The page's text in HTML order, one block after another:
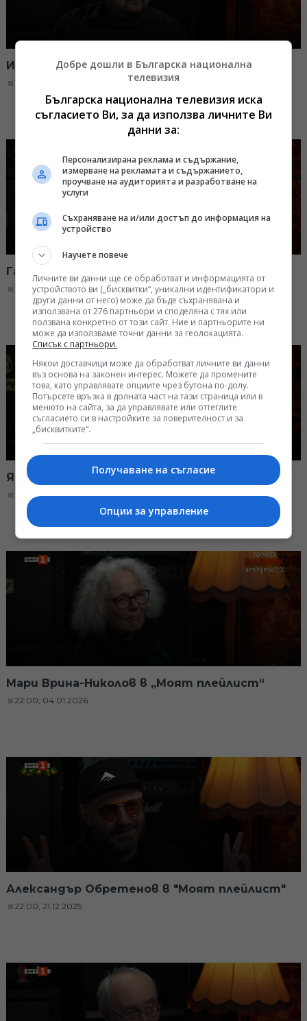
Иво Върбанов в "Моят плейлист"
14:10, 19.01.2026
Галя Тапай в "Моят плейлист"
22:00, 18.01.2026
Явор Борисов в "Моят плейлист"
22:00, 11.01.2026
Мари Врина-Николов в „Моят плейлист“
22:00, 04.01.2026
Александър Обретенов в "Моят плейлист"
22:00, 21.12.2025
Добре дошли в Българска национална
телевизия
Българска национална телевизия иска
съгласието Ви, за да използва личните Ви
данни за:
Персонализирана реклама и съдържание,
измерване на рекламата и съдържанието,
проучване на аудиторията и разработване на
услуги
Съхраняване на и/или достъп до информация на
устройство
Научете повече
Личните ви данни ще се обработват и информацията от
устройството ви („бисквитки“, уникални идентификатори и
други данни от него) може да бъде съхранявана и
използвана от 276 партньори и споделяна с тях или
ползвана конкретно от този сайт. Ние и партньорите ни
може да използваме точни данни за геолокацията.
Списък с партньори.
Някои доставчици може да обработват личните ви данни
въз основа на законен интерес. Можете да промените
това, като управлявате опциите чрез бутона по-долу.
Потърсете връзка в долната част на тази страница или в
менюто на сайта, за да управлявате или оттеглите
съгласието си в настройките за поверителност и за
„бисквитките“.
Получаване на съгласие
Опции за управление